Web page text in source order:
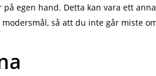
egen hand. Detta kan vara ett
så att du inte går miste